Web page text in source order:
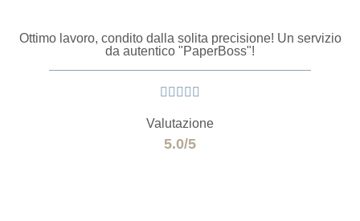
Ottimo lavoro, condito dalla solita precisione! Un servizio
da autentico "PaperBoss"!
    
Valutazione
5.0/5